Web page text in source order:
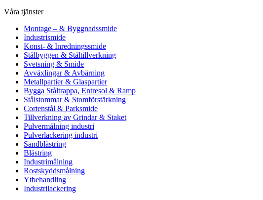
Våra tjänster
Montage – & Byggnadssmide
Industrismide
Konst- & Inredningssmide
Stålbyggen & Ståltillverkning
Svetsning & Smide
Avväxlingar & Avbärning
Metallpartier & Glaspartier
Bygga Ståltrappa, Entresol & Ramp
Stålstommar & Stomförstärkning
Cortenstål & Parksmide
Tillverkning av Grindar & Staket
Pulvermålning industri
Pulverlackering industri
Sandblästring
Blästring
Industrimålning
Rostskyddsmålning
Ytbehandling
Industrilackering